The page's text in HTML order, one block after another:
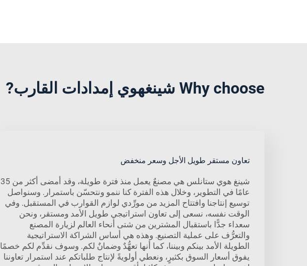
Why choose شينغهوي إمدادات القارب?
تعاون مستقر طويل الأجل وسعر منخفض
شينغ هوي ستانلس هي مصنعٌ يعمل منذ فترة طويلة، وقد أمضى أكثر من 35
عامًا في التطوير، وخلال هذه الفترة كنا ننمو ونتحسّن باستمرار. وسنواصل
توسيع إنتاجنا وافتتاح المزيد من مورِّدي لوازم القوارب في المستقبل. وفي
الوقت نفسه، نسعى إلى تعاون استراتيجي طويل الأمد ومستقر، ونحن
سعداء جدًّا باستقبال المشترين من شتى أنحاء العالم لزيارة المصنع
والتعرُّف على عملية التصنيع. وهذه هي أساس الشراكة الاستراتيجية
الطويلة الأمد بينكم وبيننا، كما أنها تعهُّدٌ وضمانٌ لكم. وسوف نقدِّم لكم خصمًا
يفوق أسعار السوق بكثيرٍ، ونعطي أولويةً لإنتاج طلباتكم عند استمرار تعاوننا